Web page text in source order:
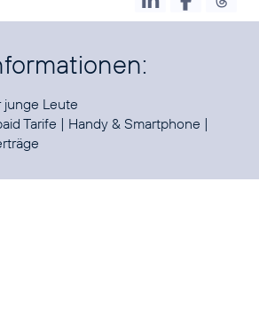
junge Leute
Tarife | Handy & Smartphone |